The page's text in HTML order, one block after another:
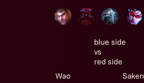
blue side
vs
red side
Wao
Saken